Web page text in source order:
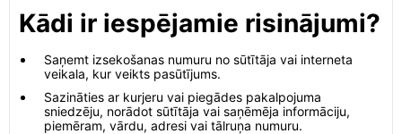
Kādi ir iespējamie risinājumi?
Saņemt izsekošanas numuru no sūtītāja vai interneta
veikala, kur veikts pasūtījums.
Sazināties ar kurjeru vai piegādes pakalpojuma
sniedzēju, norādot sūtītāja vai saņēmēja informāciju,
piemēram, vārdu, adresi vai tālruņa numuru.